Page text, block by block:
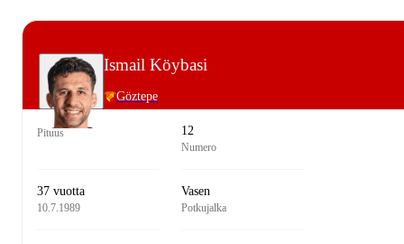
Ismail Köybasi
Göztepe
Pituus 12
Numero
37 vuotta
10.7.1989
Vasen
Potkujalka